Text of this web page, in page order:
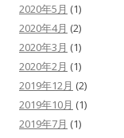
2020年5月 (1)
2020年4月 (2)
2020年3月 (1)
2020年2月 (1)
2019年12月 (2)
2019年10月 (1)
2019年7月 (1)